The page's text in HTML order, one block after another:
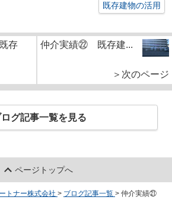
既存建物の活用
存
仲介実績㉒ 既存建...
＞次のページ
ログ記事一覧を見る
ページトップへ
トナー株式会社 > ブログ記事一覧 > 仲介実績㉑